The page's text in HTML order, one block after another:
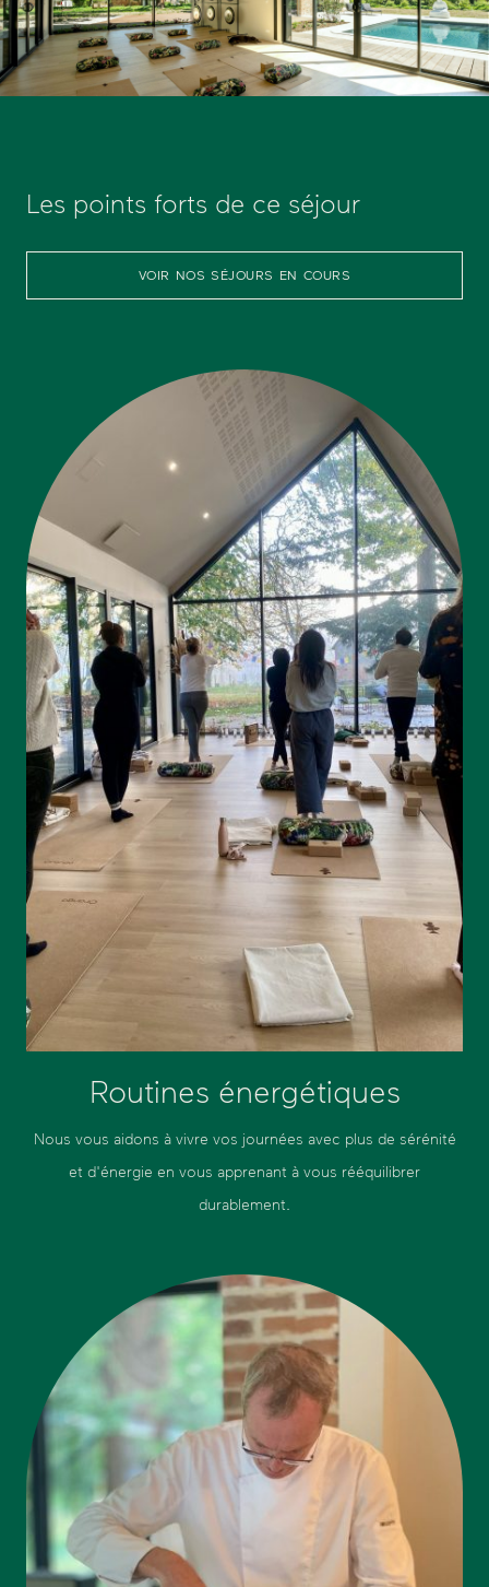
Les points forts de ce séjour
VOIR NOS SÉJOURS EN COURS
Routines énergétiques
Nous vous aidons à vivre vos journées avec plus de sérénité
et d'énergie en vous apprenant à vous rééquilibrer
durablement.